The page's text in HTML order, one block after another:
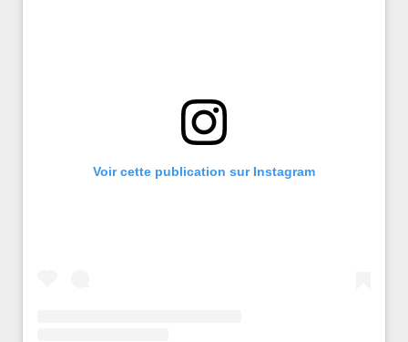
Voir cette publication sur Instagram